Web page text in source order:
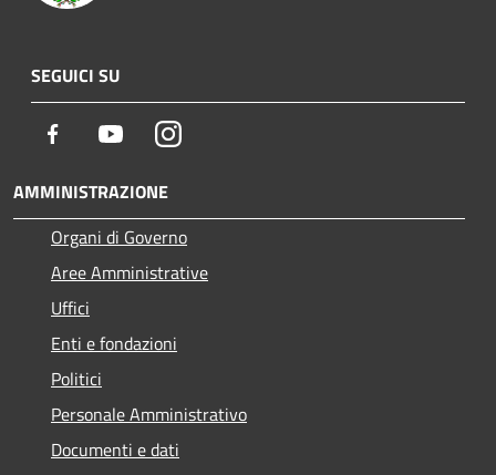
SEGUICI SU
Facebook YoutubeInstagram
AMMINISTRAZIONE
Organi di Governo
Aree Amministrative
Uffici
Enti e fondazioni
Politici
Personale Amministrativo
Documenti e dati